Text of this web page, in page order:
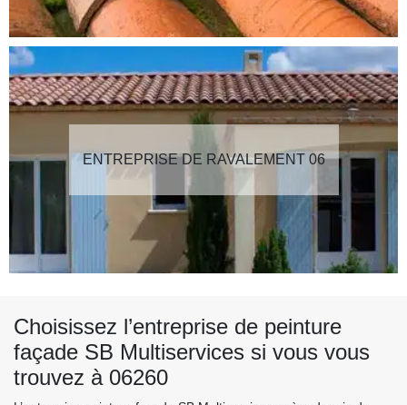
ENTREPRISE DE RAVALEMENT 06
Choisissez l’entreprise de peinture
façade SB Multiservices si vous vous
trouvez à 06260